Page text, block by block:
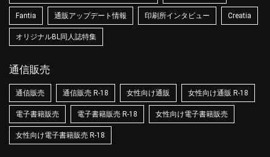
Fantia 通販アップデート情報 印刷所インタビュー Creatia
オリジナルBL同人誌特集
通信販売
通信販売 通信販売 R-18 女性向け通販 女性向け通販 R-18
電子書籍販売 電子書籍販売 R-18 女性向け電子書籍販売
女性向け電子書籍販売 R-18